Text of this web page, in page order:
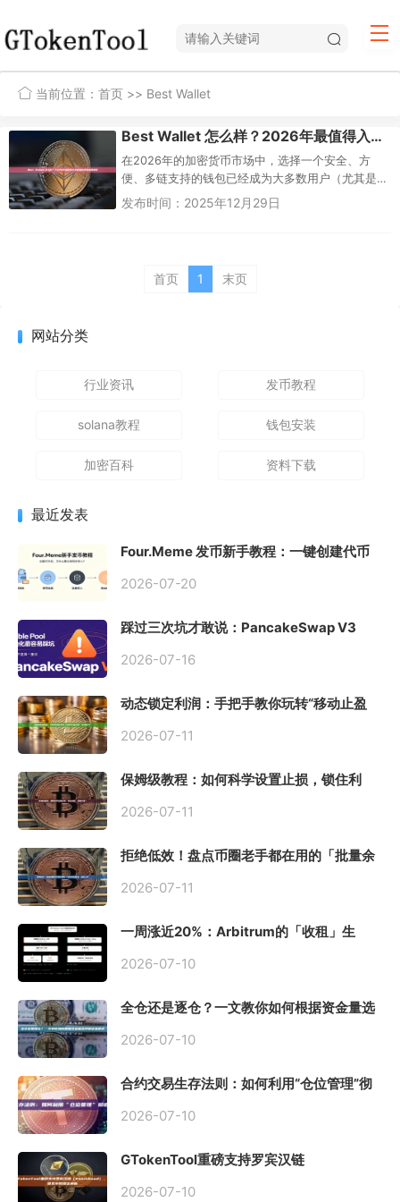
当前位置： 首页 >> Best Wallet
Best Wallet 怎么样？2026年最值得入手的加密钱包深度测评
在2026年的加密货币市场中，选择一个安全、方
便、多链支持的钱包已经成为大多数用户（尤其是
新手）的首要需求。Best Wallet（也常被称为“Be...
发布时间：2025年12月29日
首页 1 末页
网站分类
行业资讯 发币教程
solana教程 钱包安装
加密百科 资料下载
最近发表
Four.Meme 发币新手教程：一键创建代币
2026-07-20
踩过三次坑才敢说：PancakeSwap V3
初始化
2026-07-16
动态锁定利润：手把手教你玩转“移动止盈
2026-07-11
保姆级教程：如何科学设置止损，锁住利
2026-07-11
拒绝低效！盘点币圈老手都在用的「批量余
2026-07-11
一周涨近20%：Arbitrum的「收租」生
2026-07-10
全仓还是逐仓？一文教你如何根据资金量选
2026-07-10
合约交易生存法则：如何利用“仓位管理”彻
2026-07-10
GTokenTool重磅支持罗宾汉链
2026-07-10